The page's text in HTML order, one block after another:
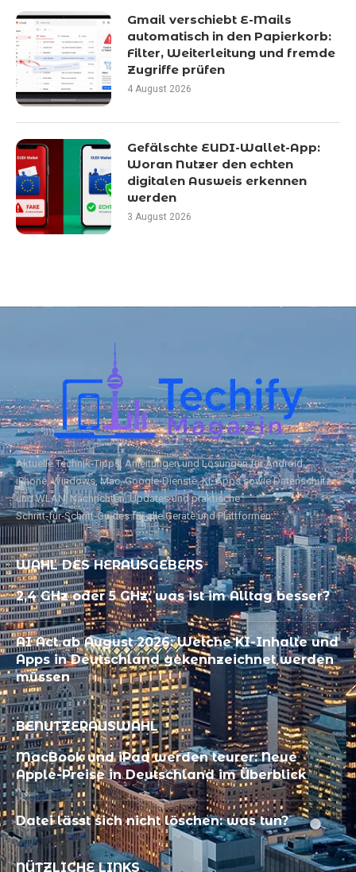
Gmail verschiebt E-Mails
automatisch in den Papierkorb:
Filter, Weiterleitung und fremde
Zugriffe prüfen
4 August 2026
Gefälschte EUDI-Wallet-App:
Woran Nutzer den echten
digitalen Ausweis erkennen
werden
3 August 2026
Aktuelle Technik‑Tipps, Anleitungen und Lösungen für Android,
iPhone, Windows, Mac, Google‑Dienste, KI, Apps sowie Datenschutz
und WLAN. Nachrichten, Updates und praktische
Schritt‑für‑Schritt‑Guides für alle Geräte und Plattformen.
WAHL DES HERAUSGEBERS
2,4 GHz oder 5 GHz: was ist im Alltag besser?
AI Act ab August 2026: Welche KI-Inhalte und
Apps in Deutschland gekennzeichnet werden
müssen
BENUTZERAUSWAHL
MacBook und iPad werden teurer: Neue
Apple-Preise in Deutschland im Überblick
Datei lässt sich nicht löschen: was tun?
NÜTZLICHE LINKS